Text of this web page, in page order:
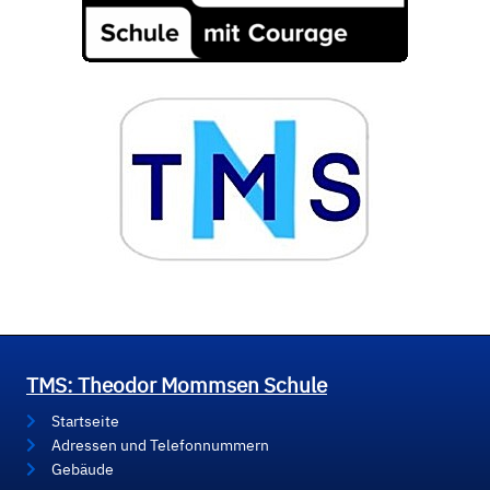
TMS: Theodor Mommsen Schule
Startseite
Adressen und Telefonnummern
Gebäude